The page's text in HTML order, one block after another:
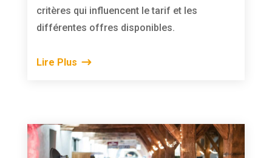
critères qui influencent le tarif et les
différentes offres disponibles.
Lire Plus